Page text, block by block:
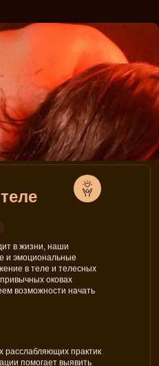
в жизни, наши
и эмоциональные
в теле и телесных
оковах
возможности начать
расслабляющих практик
помогает выявить